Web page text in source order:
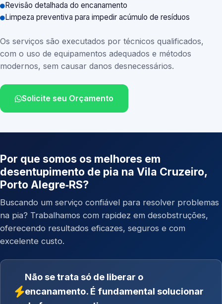
Revisão detalhada do encanamento
Limpeza preventiva para impedir acúmulo de resíduos
Os serviços são executados por técnicos qualificados,
com o uso de equipamentos adequados e métodos
modernos, sem causar danos desnecessários.
Solicite seu Orçamento
Por que somos os melhores em
desentupimento de pia na Vila Cruzeiro,
Porto Alegre‑RS?
Buscando um serviço confiável para resolver problemas
na pia? Trabalhamos com rapidez em desobstruções,
oferecendo resultados eficazes, seguros e com
excelente custo.
Não se trata só de liberar o
encanamento. É fundamental solucionar